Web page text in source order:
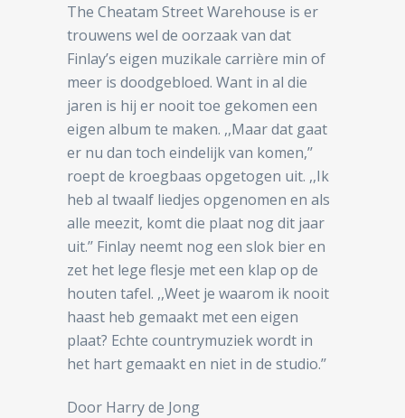
The Cheatam Street Warehouse is er
trouwens wel de oorzaak van dat
Finlay’s eigen muzikale carrière min of
meer is doodgebloed. Want in al die
jaren is hij er nooit toe gekomen een
eigen album te maken. ,,Maar dat gaat
er nu dan toch eindelijk van komen,’’
roept de kroegbaas opgetogen uit. ,,Ik
heb al twaalf liedjes opgenomen en als
alle meezit, komt die plaat nog dit jaar
uit.’’ Finlay neemt nog een slok bier en
zet het lege flesje met een klap op de
houten tafel. ,,Weet je waarom ik nooit
haast heb gemaakt met een eigen
plaat? Echte countrymuziek wordt in
het hart gemaakt en niet in de studio.’’
Door Harry de Jong